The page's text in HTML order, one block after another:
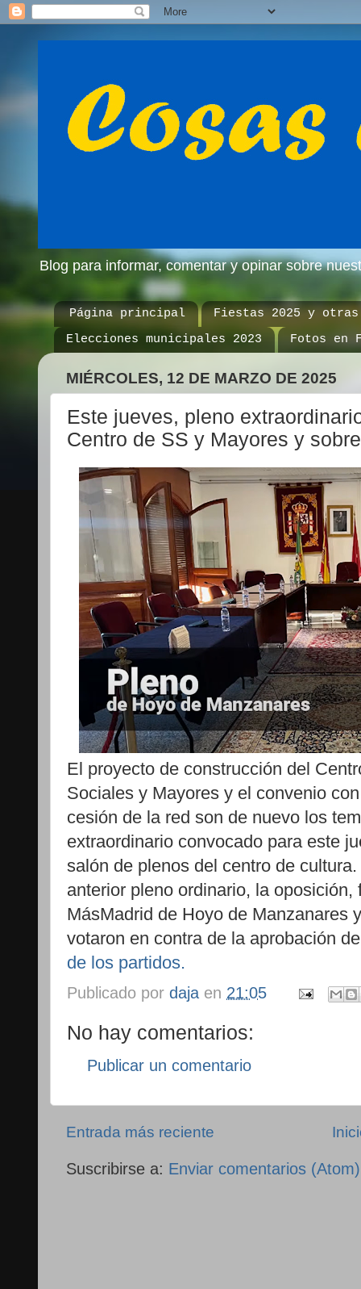
Blog para informar, comentar y opinar sobre
Página principal
Fiestas 2025 y otras
Elecciones municipales 2023
Fotos en
MIÉRCOLES, 12 DE MARZO DE 2025
Este jueves, pleno
Centro de SS y Mayores y
El proyecto de construcción del
Sociales y Mayores y el convenio
cesión de la red son de nuevo los
extraordinario convocado para este
salón de plenos del centro de
anterior pleno ordinario, la oposición,
MásMadrid de Hoyo de Manzanares
votaron en contra de la aprobación
de los partidos.
Publicado por daja en 21:05
No hay comentarios:
Publicar un comentario
Entrada más reciente
Suscribirse a: Enviar comentarios (Atom)